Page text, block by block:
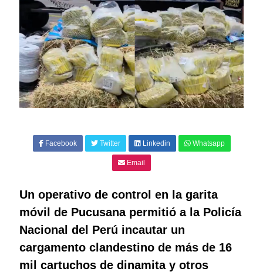
Facebook Twitter Linkedin Whatsapp
Email
Un operativo de control en la garita
móvil de Pucusana permitió a la Policía
Nacional del Perú incautar un
cargamento clandestino de más de 16
mil cartuchos de dinamita y otros